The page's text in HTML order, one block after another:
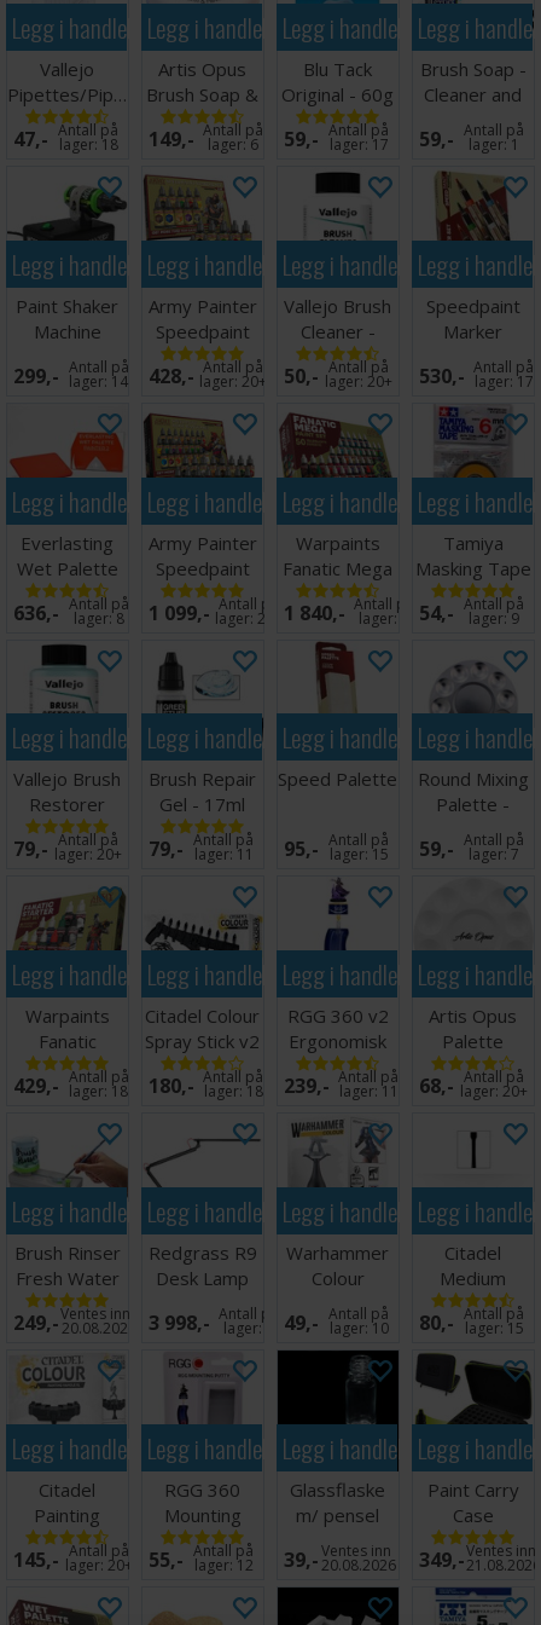
Legg i handlekurven
Vallejo
Pipettes/Pipetter
(3ml) - 8 stk
47,- Antall på
lager: 18
Legg i handlekurven
Artis Opus
Brush Soap &
Conditioner
10ml
149,- Antall på
lager:6
Legg i handlekurven
Blu Tack
Original - 60g
59,- Antall på
lager: 17
Legg i
Brush Soap -
Cleaner and
Preserver
59,- Antall på
lager:1
Legg i handlekurven
Paint Shaker
Machine
299,- Antall på
lager: 14
Legg i handlekurven
Army Painter
Speedpaint
Starter Set
2.0
428,- Antall på
lager:20+
Legg i handlekurven
Vallejo Brush
Cleaner -
85ml
50,- Antall på
lager:20+
Legg i
Speedpaint
Marker
Starter Set
530,- Antall på
lager: 17
Legg i handlekurven
Everlasting
Wet Palette
Painter v2
636,- Antall på
lager:8
Legg i handlekurven
Army Painter
Speedpaint
Most Wanted
2.0
1 099,- Antall på
lager:20+
Legg i handlekurven
Warpaints
Fanatic Mega
Paint Set
1 840,- Antall på
lager:
Legg i
Tamiya
Masking Tape
- 6mm
54,- Antall på
lager:9
Legg i handlekurven
Vallejo Brush
Restorer
85ml
79,- Antall på
lager:20+
Legg i handlekurven
Brush Repair
Gel - 17ml
79,- Antall på
lager: 11
Legg i handlekurven
Speed Palette
95,- Antall på
lager: 15
Legg i
Round Mixing
Palette -
17x10 cm
59,- Antall på
lager:7
Legg i handlekurven
Warpaints
Fanatic
Starter Paint
Set
429,- Antall på
lager: 18
Legg i handlekurven
Citadel Colour
Spray Stick v2
180,- Antall på
lager: 18
Legg i handlekurven
RGG 360 v2
Ergonomisk
Miniatyr
Holder
239,- Antall på
lager: 11
Legg i
Artis Opus
Palette
68,- Antall på
lager:20+
Legg i handlekurven
Brush Rinser
Fresh Water
Rinse Well
249,-Ventes inn
20.08.2026
Legg i handlekurven
Redgrass R9
Desk Lamp
3 998,- Antall på
lager:
Legg i handlekurven
Warhammer
Colour
Painting
Handle v3
49,- Antall på
lager: 10
Legg i
Citadel
Medium
Texture
Spreader
80,- Antall på
lager: 15
Legg i handlekurven
Citadel
Painting
Handle XL v2
145,- Antall på
lager: 20+
Legg i handlekurven
RGG 360
Mounting
Putty - 15g
55,- Antall på
lager: 12
Legg i handlekurven
Glassflaske
m/ pensel
39,-Ventes inn
20.08.2026
Legg i
Paint Carry
Case
349,-Ventes inn
21.08.2026